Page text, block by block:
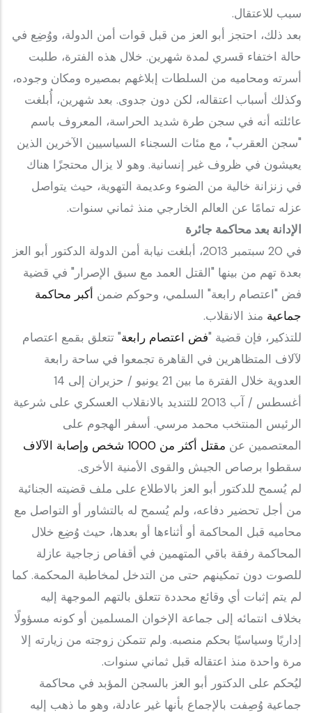
سبب للاعتقال.
بعد ذلك، احتجز أبو العز من قبل قوات أمن الدولة، ووُضِع في
حالة اختفاء قسري لمدة شهرين. خلال هذه الفترة، طلبت
أسرته ومحاميه من السلطات إبلاغهم بمصيره ومكان وجوده،
وكذلك أسباب اعتقاله، لكن دون جدوى. بعد شهرين، أُبلغت
عائلته أنه في سجن طرة شديد الحراسة، المعروف باسم
"سجن العقرب"، مع مئات السجناء السياسيين الآخرين الذين
يعيشون في ظروف غير إنسانية. وهو لا يزال محتجزًا هناك
في زنزانة خالية من الضوء وعديمة التهوية، حيث يتواصل
عزله تمامًا عن العالم الخارجي منذ ثماني سنوات.
الإدانة بعد محاكمة جائرة
في 20 سبتمبر 2013، أبلغت نيابة أمن الدولة الدكتور أبو العز
بعدة تهم من بينها "القتل العمد مع سبق الإصرار" في قضية
فض "اعتصام رابعة" السلمي، وحوكم ضمن أكبر محاكمة
جماعية منذ الانقلاب.
للتذكير، فإن قضية "فض اعتصام رابعة" تتعلق بقمع اعتصام
لآلاف المتظاهرين في القاهرة تجمعوا في ساحة رابعة
العدوية خلال الفترة ما بين 21 يونيو / حزيران إلى 14
أغسطس / آب 2013 للتنديد بالانقلاب العسكري على شرعية
الرئيس المنتخب محمد مرسي. أسفر الهجوم على
المعتصمين عن مقتل أكثر من 1000 شخص وإصابة الآلاف
سقطوا برصاص الجيش والقوى الأمنية الأخرى.
لم يُسمح للدكتور أبو العز بالاطلاع على ملف قضيته الجنائية
من أجل تحضير دفاعه، ولم يُسمح له بالتشاور أو التواصل مع
محاميه قبل المحاكمة أو أثناءها أو بعدها، حيث وُضِع خلال
المحاكمة رفقة باقي المتهمين في أقفاص زجاجية عازلة
للصوت دون تمكينهم حتى من التدخل لمخاطبة المحكمة. كما
لم يتم إثبات أي وقائع محددة تتعلق بالتهم الموجهة إليه
بخلاف انتمائه إلى جماعة الإخوان المسلمين أو كونه مسؤولًا
إداريًا وسياسيًا بحكم منصبه. ولم تتمكن زوجته من زيارته إلا
مرة واحدة منذ اعتقاله قبل ثماني سنوات.
ليُحكم على الدكتور أبو العز بالسجن المؤبد في محاكمة
جماعية وُصِفت بالإجماع بأنها غير عادلة، وهو ما ذهب إليه